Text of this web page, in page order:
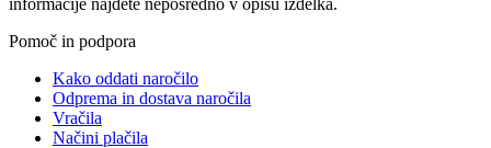
informacije najdete neposredno v opisu izdelka.
Pomoč in podpora
Kako oddati naročilo
Odprema in dostava naročila
Vračila
Načini plačila